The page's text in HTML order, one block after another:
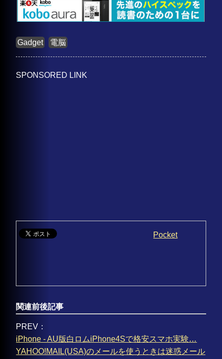
Gadget 電脳
SPONSORED LINK
Pocket
関連前後記事
PREV：
iPhone - AU版白ロムiPhone4Sで格安スマホ実験…
YAHOO!MAIL(USA)のメールを使うときは迷惑メール